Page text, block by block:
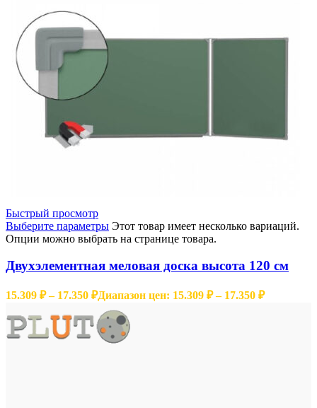
Быстрый просмотр
Выберите параметры Этот товар имеет несколько вариаций.
Опции можно выбрать на странице товара.
Двухэлементная меловая доска высота 120 см
15.309 ₽ – 17.350 ₽Диапазон цен: 15.309 ₽ – 17.350 ₽